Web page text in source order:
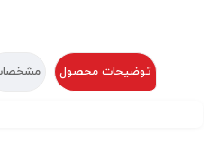
توضیحات محصول